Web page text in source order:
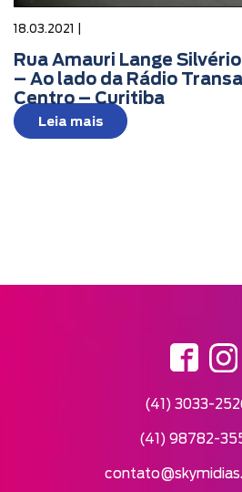
18.03.2021 |
Rua Amauri Lange
– Ao lado da Rádio
Centro – Curitiba
Leia mais
(41) 3033-
(41) 98782-